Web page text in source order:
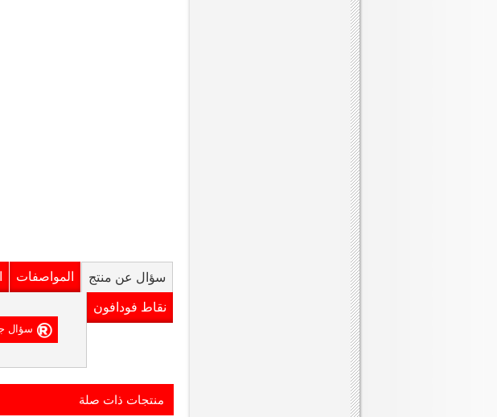
سؤال عن منتج المواصفات
نقاط فودافون
منتجات ذات صلة